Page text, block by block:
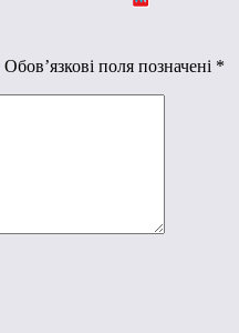
Обов’язкові поля позначені *